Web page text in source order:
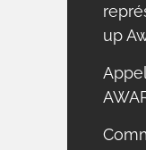
up